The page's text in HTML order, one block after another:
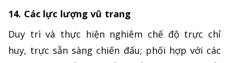
14. Các lực lượng vũ trang
Duy trì và thực hiện nghiêm chế độ trực chỉ
huy, trực sẵn sàng chiến đấu; phối hợp với các